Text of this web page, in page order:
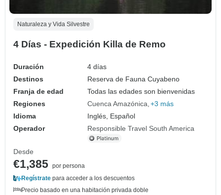
Naturaleza y Vida Silvestre
4 Días - Expedición Killa de Remo
Duración
4 días
Destinos
Reserva de Fauna Cuyabeno
Franja de edad
Todas las edades son bienvenidas
Regiones
Cuenca Amazónica +3 más
Idioma
Inglés, Español
Operador
Responsible Travel South America
Desde
€1,385 por persona
Regístrate para acceder a los descuentos
Precio basado en una habitación privada doble